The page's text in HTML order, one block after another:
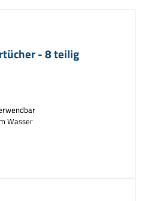
- 8 teilig
Wasser
Glanz auch ohne
erstaunliche Lösung für alle, die
Oberflächen wünschen. Mit diesem